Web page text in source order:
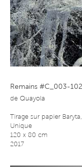
Remains #C_003-102
de Quayola
Tirage sur papier
Unique
120 x 80 cm
2017